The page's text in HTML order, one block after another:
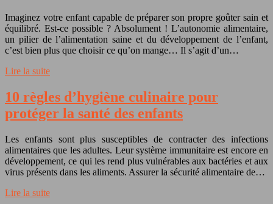
Imaginez votre enfant capable de préparer son propre goûter sain et
équilibré. Est-ce possible ? Absolument ! L’autonomie alimentaire,
un pilier de l’alimentation saine et du développement de l’enfant,
c’est bien plus que choisir ce qu’on mange… Il s’agit d’un…
Lire la suite
10 règles d’hygiène culinaire pour
protéger la santé des enfants
Les enfants sont plus susceptibles de contracter des infections
alimentaires que les adultes. Leur système immunitaire est encore en
développement, ce qui les rend plus vulnérables aux bactéries et aux
virus présents dans les aliments. Assurer la sécurité alimentaire de…
Lire la suite